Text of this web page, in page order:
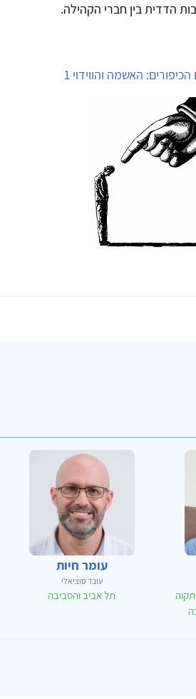
הדדית בין חברי הקהילה.
עומר חיות
עובד סוציאלי
תל אביב והסביבה